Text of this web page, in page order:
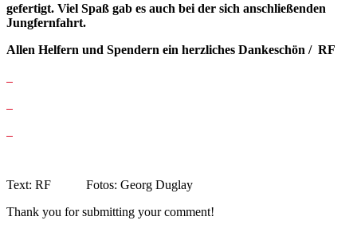
gefertigt. Viel Spaß gab es auch bei der sich anschließenden
Jungfernfahrt.
Allen Helfern und Spendern ein herzliches Dankeschön / RF
Text: RF Fotos: Georg Duglay
Thank you for submitting your comment!